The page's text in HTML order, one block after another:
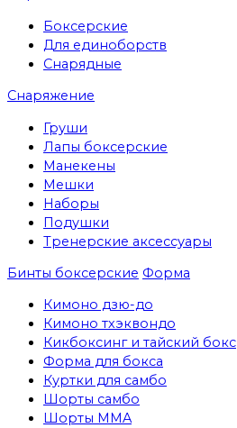
Боксерские
Для единоборств
Снарядные
Снаряжение
Груши
Лапы боксерские
Манекены
Мешки
Наборы
Подушки
Тренерские аксессуары
Бинты боксерские Форма
Кимоно дзю-до
Кимоно тхэквондо
Кикбоксинг и тайский бокс
Форма для бокса
Куртки для самбо
Шорты самбо
Шорты MMA